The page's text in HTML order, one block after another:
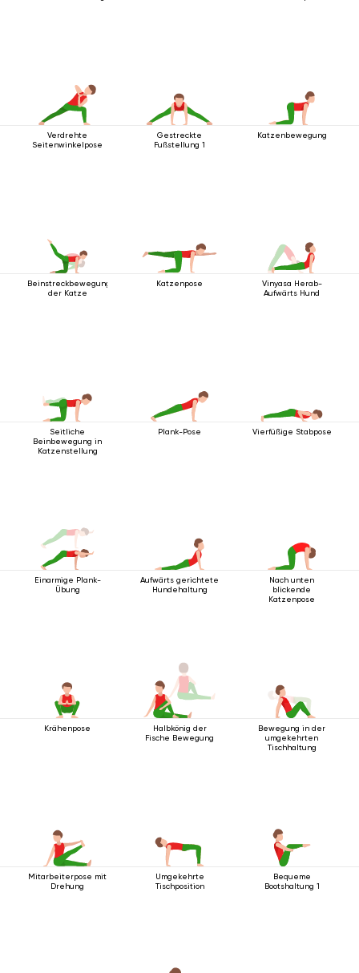
Verdrehte
Seitenwinkelpose
Gestreckte
Fußstellung 1
Katzenbewegung
Beinstreckbewegung
der Katze
Katzenpose
Vinyasa Herab-
Aufwärts Hund
Seitliche
Beinbewegung in
Katzenstellung
Plank-Pose Vierfüßige Stabpose
Einarmige Plank-
Übung
Aufwärts gerichtete
Hundehaltung
Nach unten
blickende
Katzenpose
Krähenpose
Halbkönig der
Fische Bewegung
Bewegung in der
umgekehrten
Tischhaltung
Mitarbeiterpose mit
Drehung
Umgekehrte
Tischposition
Bequeme
Bootshaltung 1